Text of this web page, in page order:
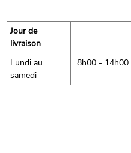
Jour de
livraison
Lundi au
samedi
8h00 - 14h00